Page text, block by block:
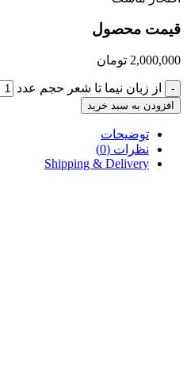
قیمت محصول
2,000,000 تومان
- از زبان نیما تا شعر حجم عدد
افزودن به سبد خرید
توضیحات
نظرات (0)
Shipping & Delivery